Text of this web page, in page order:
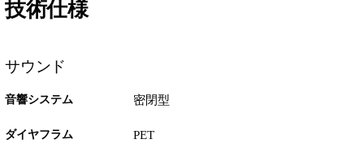
技術仕様
サウンド
音響システム 密閉型
ダイヤフラム PET